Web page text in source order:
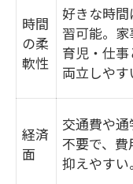
時間
の柔
軟性
好きな時間
習可能。家
育児・仕事
両立しやす
経済
面
交通費や通
不要で、費
抑えやすい。